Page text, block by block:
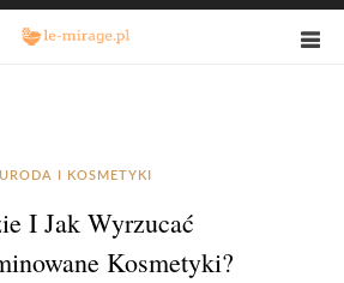
URODA I KOSMETYKI
I Jak Wyrzucać
Kosmetyki?